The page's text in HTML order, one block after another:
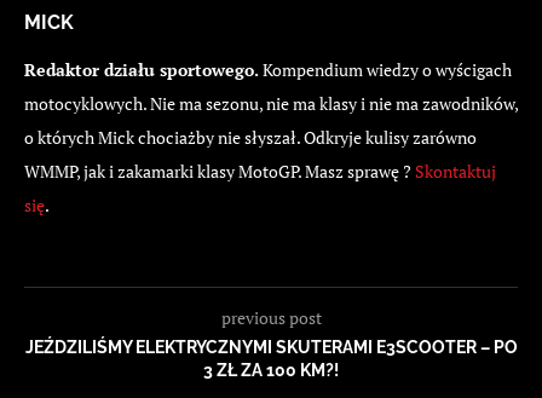
MICK
Redaktor działu sportowego.Kompendium wiedzy o wyścigach
motocyklowych. Nie ma sezonu, nie ma klasy i nie ma zawodników,
o których Mick chociażby nie słyszał. Odkryje kulisy zarówno
WMMP, jak i zakamarki klasy MotoGP. Masz sprawę ? Skontaktuj
się.
previous post
JEŹDZILIŚMY ELEKTRYCZNYMI SKUTERAMI E3SCOOTER – PO
3 ZŁ ZA 100 KM?!